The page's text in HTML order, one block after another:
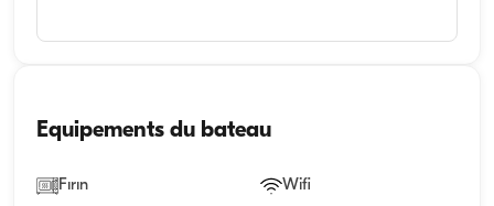
Equipements du bateau
Fırın Wifi